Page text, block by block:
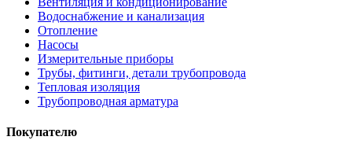
Водоснабжение и канализация
Отопление
Насосы
Измерительные приборы
Трубы, фитинги, детали трубопровода
Тепловая изоляция
Трубопроводная арматура
Покупателю